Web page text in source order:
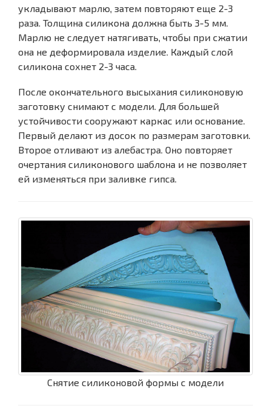
укладывают марлю, затем повторяют еще 2-3
раза. Толщина силикона должна быть 3-5 мм.
Марлю не следует натягивать, чтобы при сжатии
она не деформировала изделие. Каждый слой
силикона сохнет 2-3 часа.
После окончательного высыхания силиконовую
заготовку снимают с модели. Для большей
устойчивости сооружают каркас или основание.
Первый делают из досок по размерам заготовки.
Второе отливают из алебастра. Оно повторяет
очертания силиконового шаблона и не позволяет
ей изменяться при заливке гипса.
Снятие силиконовой формы с модели